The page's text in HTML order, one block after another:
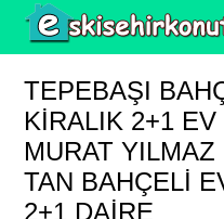
TEPEBAŞI
KIRALIK 2+1 EV
MURAT
TAN BAHÇELİ
2+1 DAİRE